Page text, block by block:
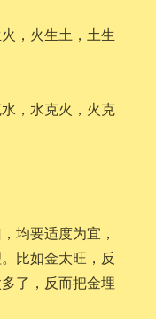
，火生土，土生
，水克火，火克
均要适度为宜，
比如金太旺，反
了，反而把金埋